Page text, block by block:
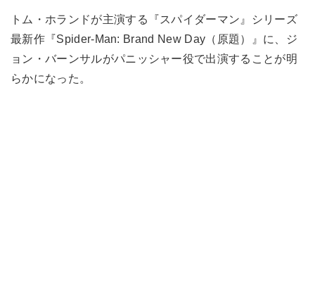
トム・ホランドが主演する『スパイダーマン』シリーズ
最新作『Spider-Man: Brand New Day（原題）』に、ジ
ョン・バーンサルがパニッシャー役で出演することが明
らかになった。